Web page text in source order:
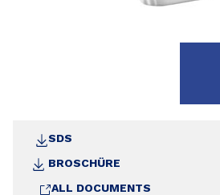
SDS
BROSCHÜRE
ALL DOCUMENTS